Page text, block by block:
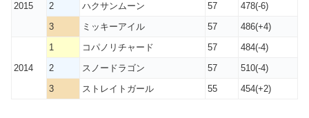
2015
2
ハクサンムーン 57
478(-6)
3
ミッキーアイル 57 486(+4)
2014
1 コパノリチャード 57
484(-4)
2
スノードラゴン 57
510(-4)
3
ストレイトガール 55 454(+2)